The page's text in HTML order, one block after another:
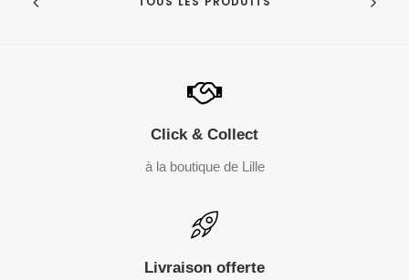
Click & Collect
à la boutique de Lille
Livraison offerte